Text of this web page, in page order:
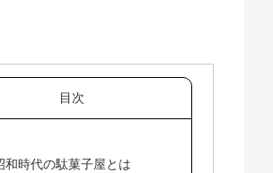
目次
和時代の駄菓子屋とは